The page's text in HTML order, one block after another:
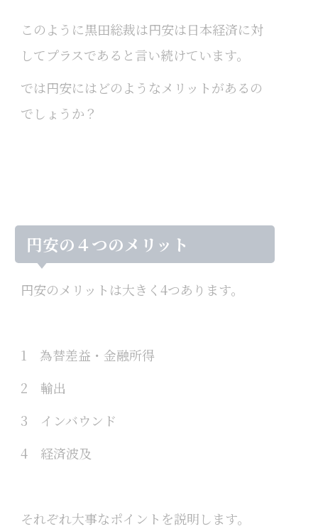
このように黒田総裁は円安は日本経済に対
してプラスであると言い続けています。
では円安にはどのようなメリットがあるの
でしょうか？
円安の４つのメリット
円安のメリットは大きく4つあります。
1 為替差益・金融所得
2 輸出
3 インバウンド
4 経済波及
それぞれ大事なポイントを説明します。